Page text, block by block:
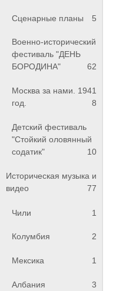
Сценарные планы 5
Военно-исторический
фестиваль "ДЕНЬ
БОРОДИНА"
62
Москва за нами. 1941
год.
8
Детский фестиваль
"Стойкий оловянный
содатик"
10
Историческая музыка и
видео
77
Чили 1
Колумбия 2
Мексика 1
Албания 3